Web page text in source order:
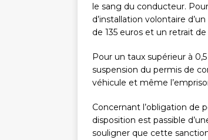
le sang du conducteur.
d’installation volontaire
de 135 euros et un retrait
Pour un taux supérieur à
suspension du permis de
véhicule et même
Concernant l’obligation de
disposition est passible
souligner que cette